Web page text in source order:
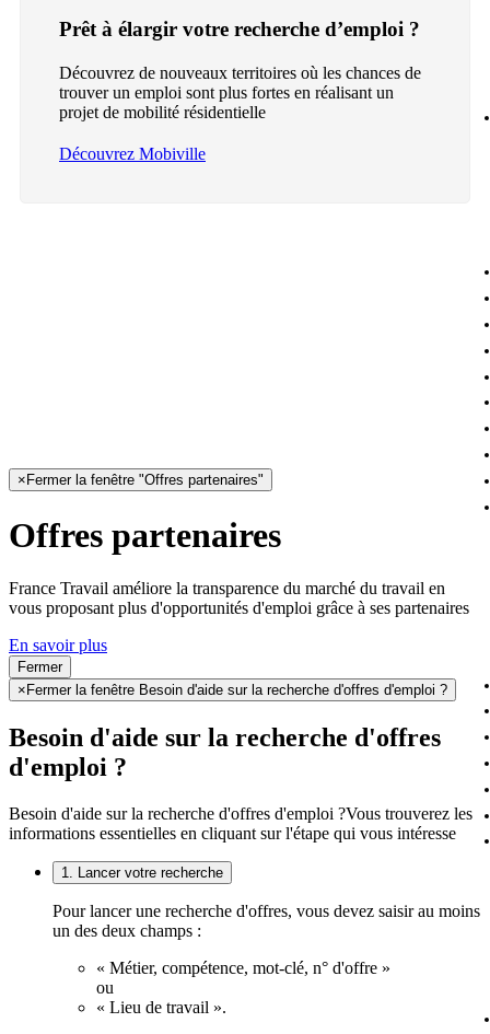
Prêt à élargir votre recherche d’emploi ?
Découvrez de nouveaux territoires où les chances de
trouver un emploi sont plus fortes en réalisant un
projet de mobilité résidentielle
Découvrez Mobiville
× Fermer la fenêtre "Offres partenaires"
Offres partenaires
France Travail améliore la transparence du marché du travail en
vous proposant plus d'opportunités d'emploi grâce à ses partenaires
En savoir plus
Fermer
× Fermer la fenêtre Besoin d'aide sur la recherche d'offres d'emploi ?
Besoin d'aide sur la recherche d'offres
d'emploi ?
Besoin d'aide sur la recherche d'offres d'emploi ?Vous trouverez les
informations essentielles en cliquant sur l'étape qui vous intéresse
1. Lancer votre recherche
Pour lancer une recherche d'offres, vous devez saisir au moins
un des deux champs :
« Métier, compétence, mot-clé, n° d'offre »
ou
« Lieu de travail ».